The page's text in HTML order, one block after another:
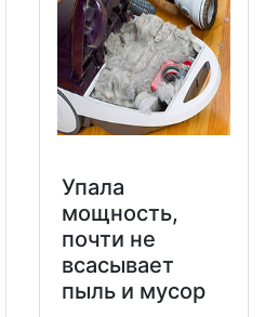
Упала
мощность,
почти не
всасывает
пыль и мусор